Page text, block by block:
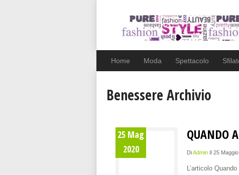
Home Moda Spettacolo
Benessere Archivio
25 Mag
2020
QUANDO
DiAdmin Il 25
L’articolo